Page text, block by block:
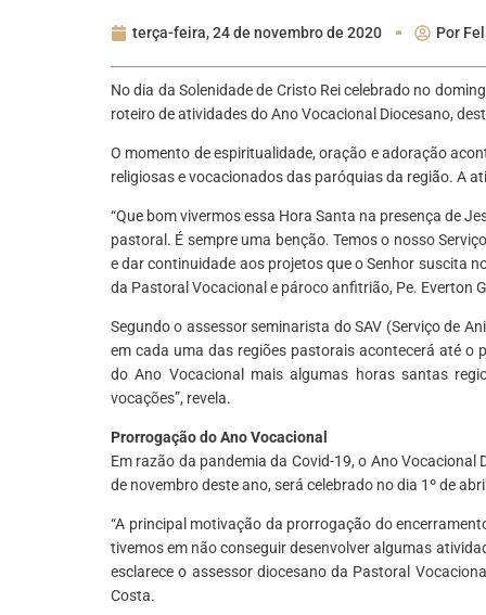
terça-feira, 24 de novembro de 2020 Por
No dia da Solenidade de Cristo Rei celebrado no
roteiro de atividades do Ano Vocacional Diocesano,
O momento de espiritualidade, oração e adoração
religiosas e vocacionados das paróquias da região. A
“Que bom vivermos essa Hora Santa na presença de
pastoral. É sempre uma benção. Temos o nosso
e dar continuidade aos projetos que o Senhor suscita
da Pastoral Vocacional e pároco anfitrião, Pe. Everton
Segundo o assessor seminarista do SAV (Serviço de
em cada uma das regiões pastorais acontecerá até o
do Ano Vocacional mais algumas horas santas
vocações”, revela.
Prorrogação do Ano Vocacional
Em razão da pandemia da Covid-19, o Ano
de novembro deste ano, será celebrado no dia 1º de
“A principal motivação da prorrogação do
tivemos em não conseguir desenvolver algumas
esclarece o assessor diocesano da Pastoral
Costa.